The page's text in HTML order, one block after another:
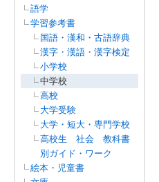
語学
学習参考書
国語・漢和・古語辞典
漢字・漢語・漢字検定
小学校
中学校
高校
大学受験
大学・短大・専門学校
高校生 社会 教科書
別ガイド・ワーク
絵本・児童書